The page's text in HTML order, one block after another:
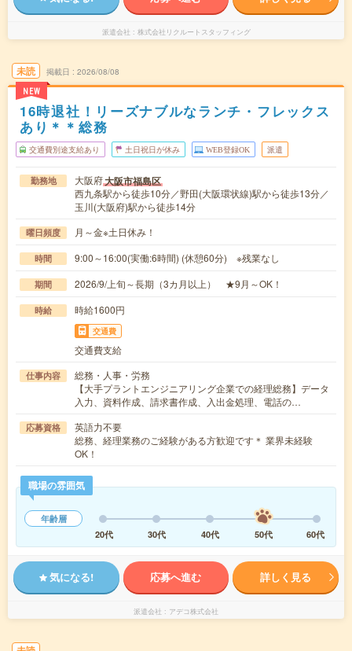
派遣会社 株式会社リクルートスタッフィング
未読
NEW
掲載日 2026/08/08
16時退社！リーズナブルなランチ・フレックス
あり＊＊総務
交通費別途支給あり 土日祝日が休み WEB登録OK 派遣
勤務地 大阪府大阪市福島区
西九条駅から徒歩10分／野田(大阪環状線)駅から徒歩13分／
玉川(大阪府)駅から徒歩14分
曜日頻度 月～金※土日休み！
時間 9:00～16:00(実働:6時間) (休憩60分) ※残業なし
期間 2026/9/上旬～長期（3カ月以上） ★9月～OK！
時給 時給1600円
交通費
交通費支給
仕事内容
総務・人事・労務
【大手プラントエンジニアリング企業での経理総務】データ
入力、資料作成、請求書作成、入出金処理、電話の…
応募資格
英語力不要
総務、経理業務のご経験がある方歓迎です＊ 業界未経験
OK！
職場の雰囲気
年齢層
20代
30代 40代 50代 60代
気になる! 応募へ進む 詳しく見る
派遣会社 アデコ株式会社